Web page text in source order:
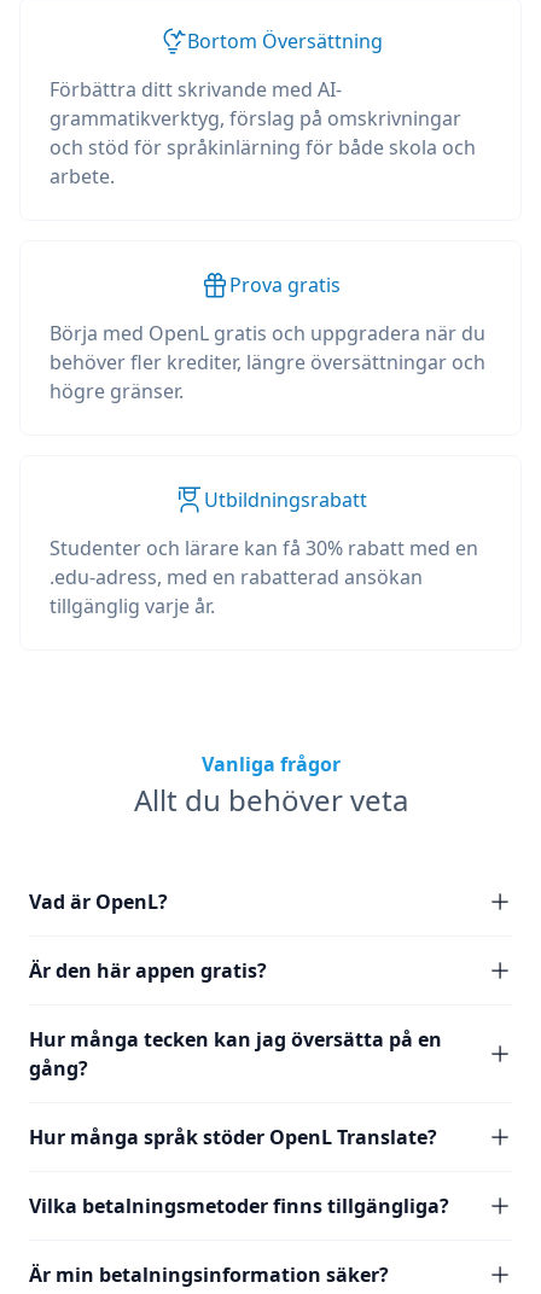
Bortom Översättning
Förbättra ditt skrivande med AI-
grammatikverktyg, förslag på omskrivningar
och stöd för språkinlärning för både skola och
arbete.
Prova gratis
Börja med OpenL gratis och uppgradera när du
behöver fler krediter, längre översättningar och
högre gränser.
Utbildningsrabatt
Studenter och lärare kan få 30% rabatt med en
.edu-adress, med en rabatterad ansökan
tillgänglig varje år.
Vanliga frågor
Allt du behöver veta
Vad är OpenL?
Är den här appen gratis?
Hur många tecken kan jag översätta på en
gång?
Hur många språk stöder OpenL Translate?
Vilka betalningsmetoder finns tillgängliga?
Är min betalningsinformation säker?